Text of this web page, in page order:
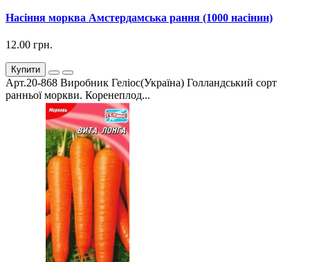
Насіння морква Амстердамська рання (1000 насінин)
12.00 грн.
Купити
Арт.20-868 Виробник Геліос(Україна) Голландський сорт
ранньої моркви. Коренеплод...